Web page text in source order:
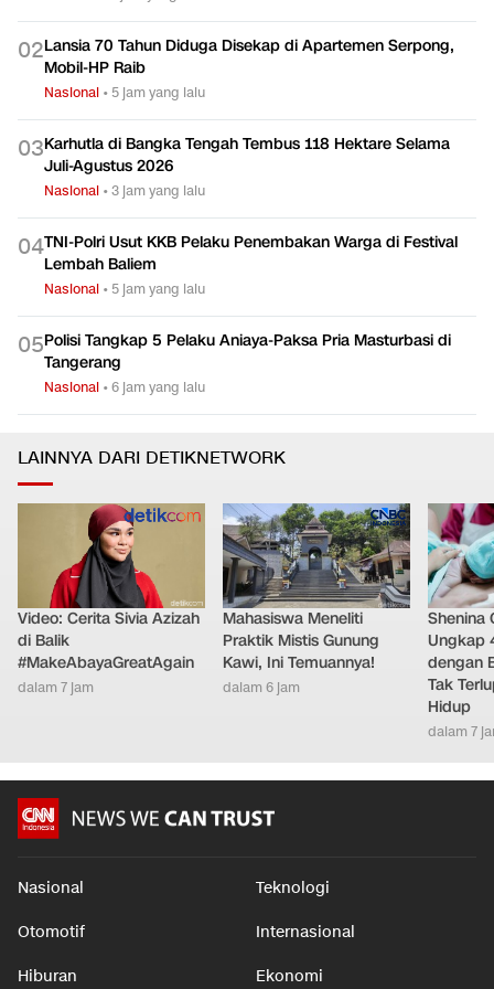
02Lansia 70 Tahun Diduga Disekap di Apartemen Serpong,
Mobil-HP Raib
Nasional • 5 jam yang lalu
03Karhutla di Bangka Tengah Tembus 118 Hektare Selama
Juli-Agustus 2026
Nasional •3 jam yang lalu
04TNI-Polri Usut KKB Pelaku Penembakan Warga di Festival
Lembah Baliem
Nasional • 5 jam yang lalu
05Polisi Tangkap 5 Pelaku Aniaya-Paksa Pria Masturbasi di
Tangerang
Nasional •6 jam yang lalu
LAINNYA DARI DETIKNETWORK
Video: Cerita Sivia Azizah
di Balik
#MakeAbayaGreatAgain
dalam 7 jam
Mahasiswa Meneliti
Praktik Mistis Gunung
Kawi, Ini Temuannya!
dalam 6 jam
Shenina
Ungkap
dengan
Tak
Hidup
dalam 7
Nasional Teknologi
Otomotif Internasional
Hiburan Ekonomi